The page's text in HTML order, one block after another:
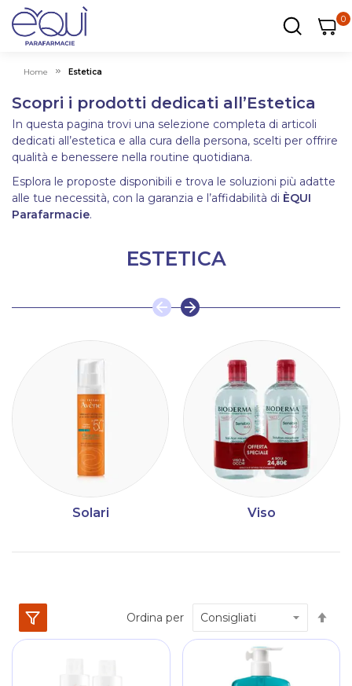
00
Home Estetica
Scopri i prodotti dedicati all’Estetica
In questa pagina trovi una selezione completa di articoli
dedicati all’estetica e alla cura della persona, scelti per offrire
qualità e benessere nella routine quotidiana.
Esplora le proposte disponibili e trova le soluzioni più adatte
alle tue necessità, con la garanzia e l’affidabilità di ÈQUI
Parafarmacie.
ESTETICA
Solari Viso
Ordina per